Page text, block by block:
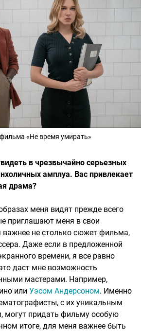
«Не время умирать»
в чрезвычайно серьезных
амплуа. Вас привлекает
драма?
меня видят прежде всего
приглашают меня в свои
не столько сюжет фильма,
Даже если в предложенной
времени, я все равно
даст мне возможность
мастерами. Например,
или Уэсом Андерсоном. Именно
с их уникальным
могут придать фильму особую
итоге, для меня важнее быть